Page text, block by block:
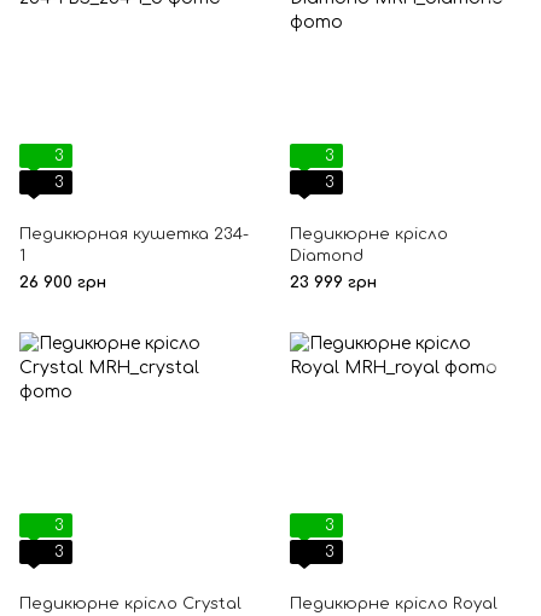
3
3
Педикюрная кушетка 234-
1
26 900 грн
3
3
Педикюрне крісло
Diamond
23 999 грн
3
3
Педикюрне крісло Crystal
3
3
Педикюрне крісло Royal